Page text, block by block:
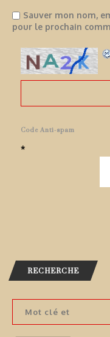
Sauver mon nom,
pour le prochain
Code Anti-spam
*
RECHERCHE